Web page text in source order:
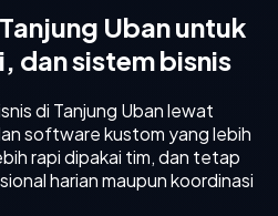
Uban untuk
dan sistem bisnis
di Tanjung Uban lewat
software kustom yang lebih
rapi dipakai tim, dan tetap
harian maupun koordinasi